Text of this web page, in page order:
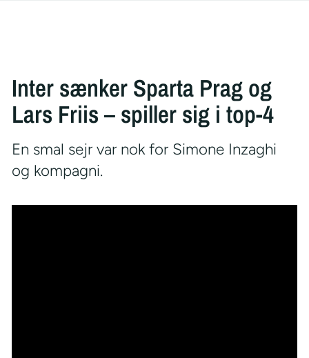
Inter sænker Sparta Prag og
Lars Friis – spiller sig i top-4
En smal sejr var nok for Simone Inzaghi
og kompagni.